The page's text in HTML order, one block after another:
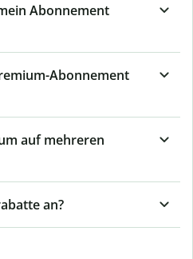
Abonnement
Abonnement
auf mehreren
an?